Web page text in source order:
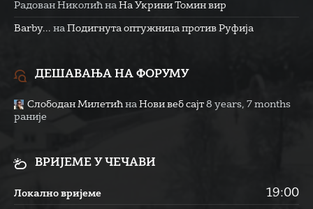
Радован Николић на На Укрини Томин вир
Barby... на Подигнута оптужница против Руфија
ДЕШАВАЊА НА ФОРУМУ
Слободан Милетић на Нови веб сајт 8 years, 7 months
раније
ВРИЈЕМЕ У ЧЕЧАВИ
Локално вријеме 19:00